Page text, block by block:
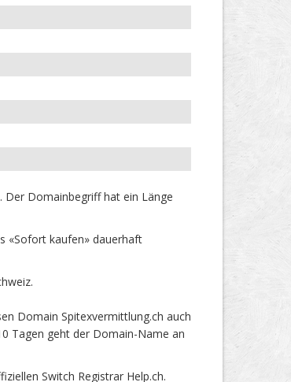
Der Domainbegriff hat ein Länge
«Sofort kaufen» dauerhaft
Domain Spitexvermittlung.ch auch
Tagen geht der Domain-Name an
Switch Registrar Help.ch.